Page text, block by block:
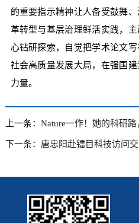
的重要指示精神让人备受鼓舞
革转型与基层治理鲜活实践，
心钻研探索，自觉把学术论文
社会高质量发展大局，在强国
力量。
上一条： Nature一作！她的科研路
下一条： 唐忠阳赴镭目科技访问